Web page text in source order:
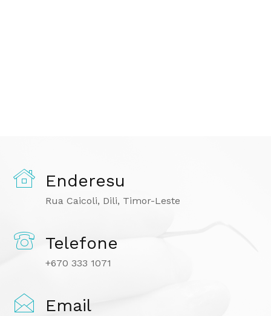
Enderesu
Rua Caicoli, Dili, Timor-Leste
Telefone
+670 333 1071
Email